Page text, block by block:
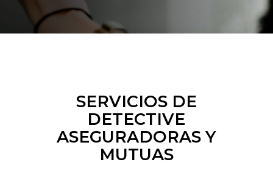
SERVICIOS DE
DETECTIVE
ASEGURADORAS Y
MUTUAS